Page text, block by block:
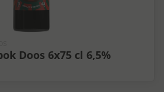
Doos 6x75 cl 6,5%